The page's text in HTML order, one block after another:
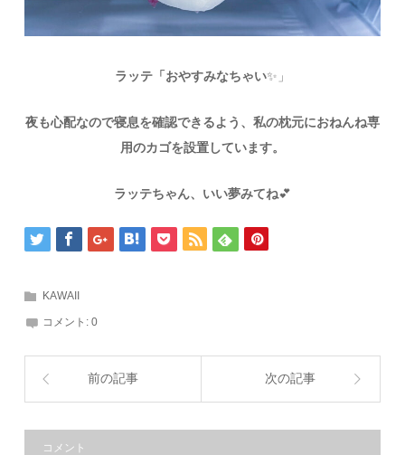
ラッテ「おやすみなちゃい✨」
夜も心配なので寝息を確認できるよう、私の枕元におねんね専
用のカゴを設置しています。
ラッテちゃん、いい夢みてね💕
KAWAII
コメント:0
前の記事 次の記事
コメント